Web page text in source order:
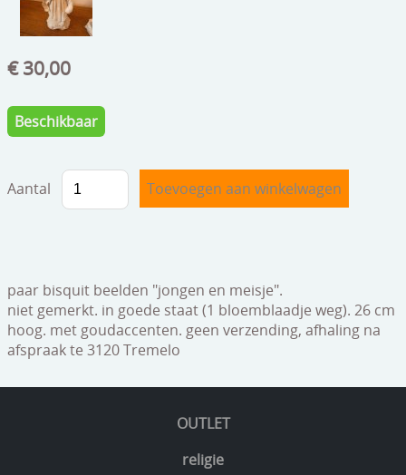
klokken
boeken
OUTLET
religie
€ 30,00
Beschikbaar
Aantal
paar bisquit beelden "jongen en meisje".
niet gemerkt. in goede staat (1 bloemblaadje weg). 26 cm
hoog. met goudaccenten. geen verzending, afhaling na
afspraak te 3120 Tremelo